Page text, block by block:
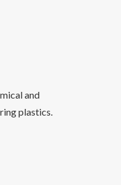
and
plastics.